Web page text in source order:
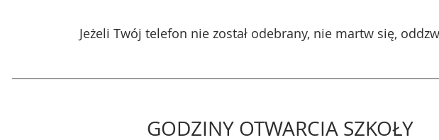
Jeżeli Twój telefon nie został odebrany, nie martw się,
GODZINY OTWARCIA SZKOŁY